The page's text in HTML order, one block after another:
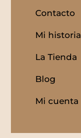
Contacto
Mi historia
La Tienda
Blog
Mi cuenta